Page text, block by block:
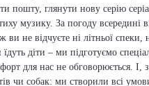
пошту, глянути нову серію
музику. За погоду всередині
ви не відчуєте ні літньої спеки,
діти – ми підготуємо
для нас не обговорюється. І,
чи собак: ми створили всі